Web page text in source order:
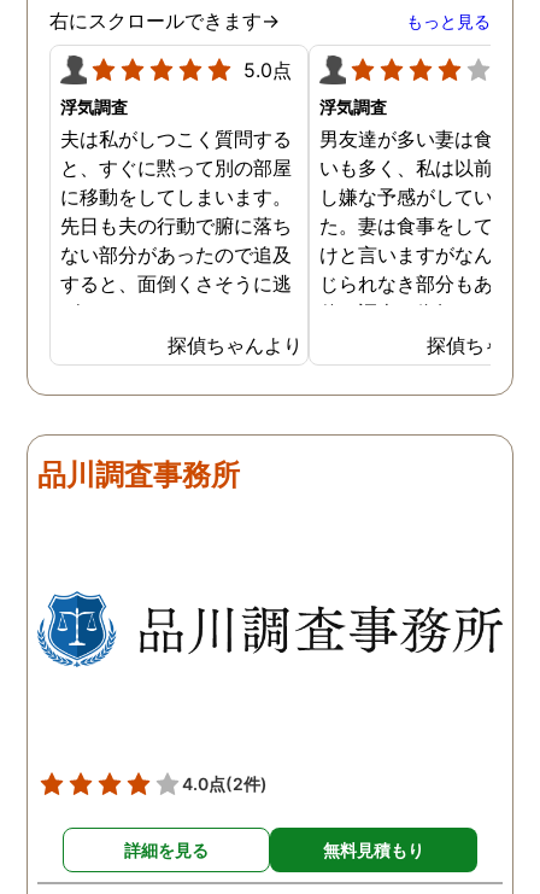
ましたが、真実を知るこ
ができて良かったです。
右にスクロールできます→ もっと見る
5.0点
浮気調査
夫は私がしつこく質問する
と、すぐに黙って別の部屋
に移動をしてしまいます。
先日も夫の行動で腑に落ち
ない部分があったので追及
すると、面倒くさそうに逃
げてしまいました。そこで
探偵に夫の行動について調
査をしてもらうと、やはり
私の想像通り女と頻繁に会
た。さらに探偵が入手した
証拠から二人が肉体関係を
私が夫を疑うだけでは夫の
不倫の実態を知ることがで
きませんでしたので、真相
探偵ちゃんより
浮気調査
男友達が多い妻は食事の
いも多く、私は以前から
し嫌な予感がしていまし
た。妻は食事をしている
けと言いますがなんとも
じられなき部分もあり、
偵に調査を依頼しました
妻は定期的に男友達と食
に出かけているため、調
日は簡単に決めることが
果、妻が男友達と食事だ
した。想像以上に妻の浮
の状態が酷かったので、
然としてしまいました。
探偵ちゃん
品川調査事務所
4.0点(2件)
詳細を見る 無料見積もり